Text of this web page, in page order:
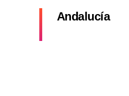
Andalucía